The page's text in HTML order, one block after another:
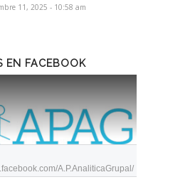
11, 2025 - 10:58 am
EN FACEBOOK
A.P.AnaliticaGrupal/